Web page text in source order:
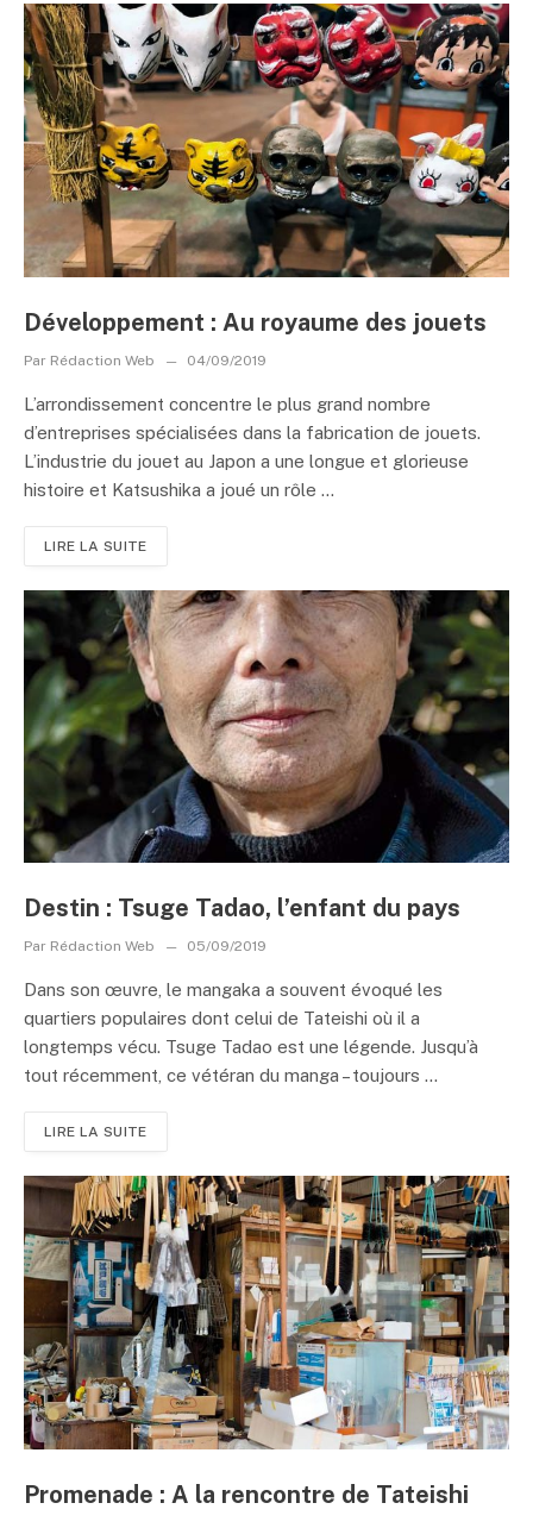
Développement : Au royaume des jouets
Par Rédaction Web 04/09/2019
L’arrondissement concentre le plus grand nombre
d’entreprises spécialisées dans la fabrication de jouets.
L’industrie du jouet au Japon a une longue et glorieuse
histoire et Katsushika a joué un rôle ...
LIRE LA SUITE
Destin : Tsuge Tadao, l’enfant du pays
Par Rédaction Web 05/09/2019
Dans son œuvre, le mangaka a souvent évoqué les
quartiers populaires dont celui de Tateishi où il a
longtemps vécu. Tsuge Tadao est une légende. Jusqu’à
tout récemment, ce vétéran du manga – toujours ...
LIRE LA SUITE
Promenade : A la rencontre de Tateishi